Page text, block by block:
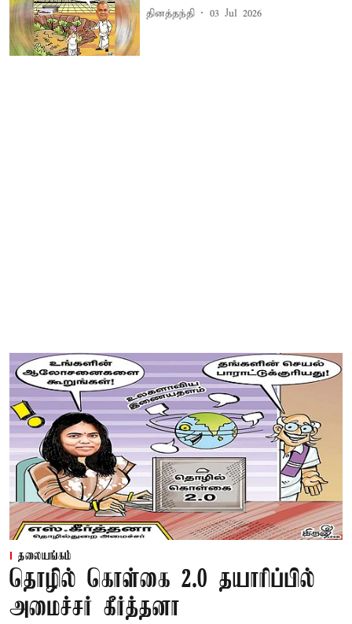
தினத்தந்தி 03 Jul 2026
தலையங்கம்
தொழில் கொள்கை 2.0 தயாரிப்பில்
அமைச்சர் கீர்த்தனா